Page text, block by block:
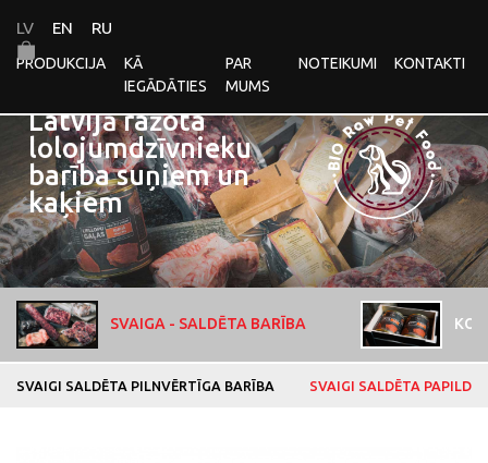
PRODUKCIJA
KĀ
IEGĀDĀTIES
PAR
MUMS
NOTEIKUMI KONTAKTI
LV EN RU
Latvijā ražota
lolojumdzīvnieku
barība suņiem un
kaķiem
SVAIGA - SALDĒTA BARĪBA
SVAIGI SALDĒTA PILNVĒRTĪGA BARĪBA SVAIGI SALDĒTA